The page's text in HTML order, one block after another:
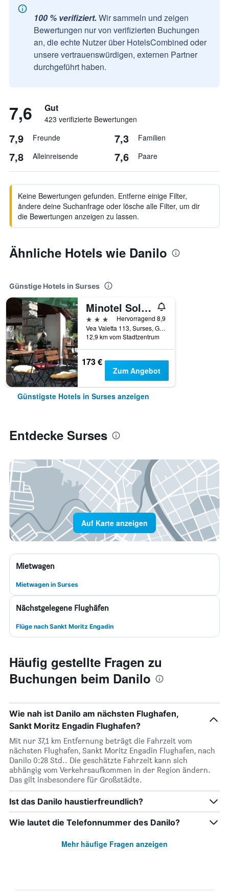
100 % verifiziert. Wir sammeln und zeigen
Bewertungen nur von verifizierten Buchungen
an, die echte Nutzer über HotelsCombined oder
unsere vertrauenswürdigen, externen Partner
durchgeführt haben.
7,6 Gut
423 verifizierte Bewertungen
7,9 Freunde 7,3 Familien
7,8 Alleinreisende 7,6 Paare
Keine Bewertungen gefunden. Entferne einige Filter,
ändere deine Suchanfrage oder lösche alle Filter, um dir
die Bewertungen anzeigen zu lassen.
Ähnliche Hotels wie Danilo
Günstige Hotels in Surses
Minotel Solaria
3 Sterne
Hervorragend 8,9
Vea Valetta 113, Surses, Graubünden, Schweiz
12,9 km vom Stadtzentrum
173 €
Zum Angebot
Günstigste Hotels in Surses anzeigen
Entdecke Surses
Auf Karte anzeigen
Mietwagen
Mietwagen in Surses
Nächstgelegene Flughäfen
Flüge nach Sankt Moritz Engadin
Häufig gestellte Fragen zu
Buchungen beim Danilo
Wie nah ist Danilo am nächsten Flughafen,
Sankt Moritz Engadin Flughafen?
Mit nur 37,1 km Entfernung beträgt die Fahrzeit vom
nächsten Flughafen, Sankt Moritz Engadin Flughafen, nach
Danilo 0:28 Std.. Die geschätzte Fahrzeit kann sich
abhängig vom Verkehrsaufkommen in der Region ändern.
Das gilt insbesondere für Großstädte.
Ist das Danilo haustierfreundlich?
Wie lautet die Telefonnummer des Danilo?
Mehr häufige Fragen anzeigen